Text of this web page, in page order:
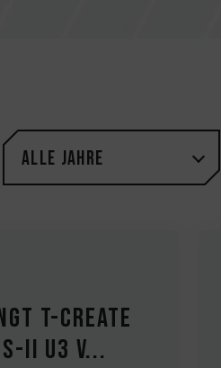
Alle Jahre
T-CREATE
II U3 V...